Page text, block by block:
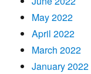
May 2022
April 2022
March 2022
January 2022